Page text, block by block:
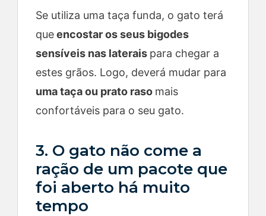
Se utiliza uma taça funda, o gato terá
queencostar os seus bigodes
sensíveis nas laterais para chegar a
estes grãos. Logo, deverá mudar para
uma taça ou prato raso mais
confortáveis para o seu gato.
3. O gato não come a
ração de um pacote que
foi aberto há muito
tempo